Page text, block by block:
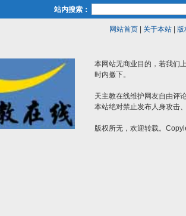
站内搜索：
网站首页| 关于本站| 版
本网站无商业目的，若我们
时内撤下。
天主教在线维护网友自由评
本站绝对禁止发布人身攻击
版权所无，欢迎转载。